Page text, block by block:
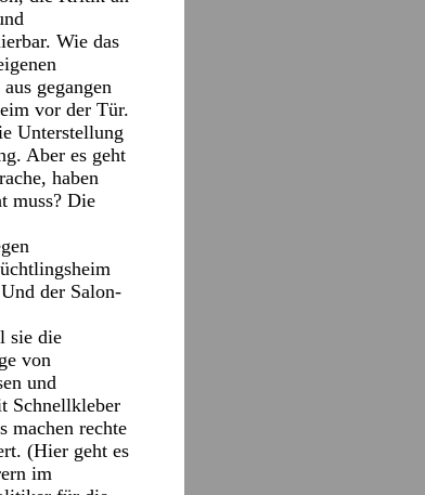
Wie das
gegangen
vor der Tür.
Unterstellung
Aber es geht
haben
muss? Die
der Salon-
sie die
von
und
Schnellkleber
machen rechte
(Hier geht es
im